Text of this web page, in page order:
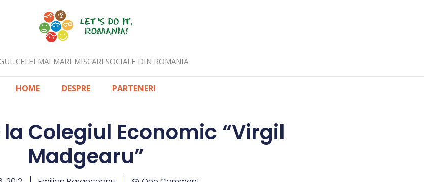
CELEI MAI MARI MISCARI SOCIALE DIN ROMANIA
HOME DESPRE PARTENERI
Colegiul Economic “Virgil
Madgearu”